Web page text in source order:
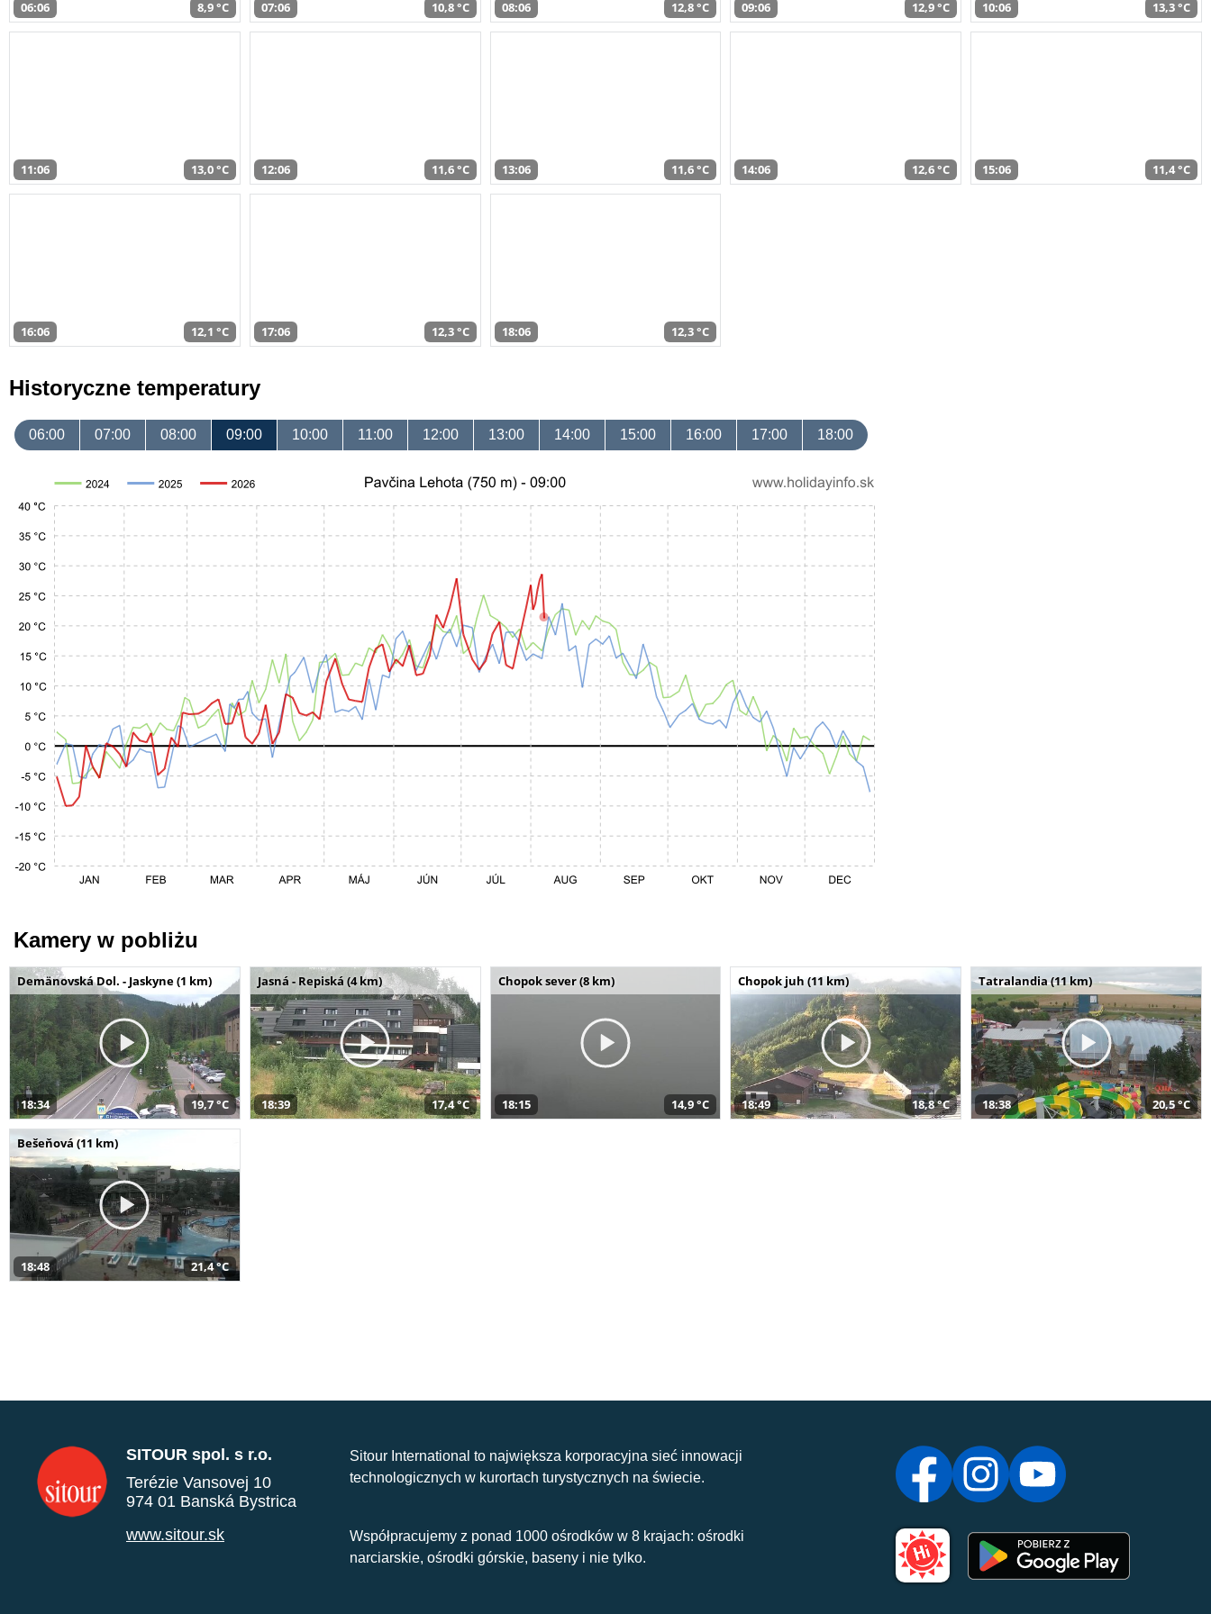
06:06 8,9 °C 07:06 10,8 °C 08:06 12,8 °C 09:06 12,9 °C 10:06 13,3 °C
11:06 13,0 °C 12:06 11,6 °C 13:06 11,6 °C 14:06 12,6 °C 15:06 11,4 °C
16:06 12,1 °C 17:06 12,3 °C 18:06 12,3 °C
Historyczne temperatury
06:00 07:00 08:00 09:00 10:00 11:00 12:00 13:00 14:00 15:00 16:00 17:00 18:00
Kamery w pobliżu
Demänovská Dol. - Jaskyne (1 km)
18:34 19,7 °C
Jasná - Repiská (4 km)
18:39 17,4 °C
Chopok sever (8 km)
18:15 14,9 °C
Chopok juh (11 km)
18:49 18,8 °C
Tatralandia (11 km)
18:38 20,5 °C
Bešeňová (11 km)
18:48 21,4 °C
SITOUR spol. s r.o.
Terézie Vansovej 10
974 01 Banská Bystrica
www.sitour.sk
Sitour International to największa korporacyjna sieć innowacji
technologicznych w kurortach turystycznych na świecie.
Współpracujemy z ponad 1000 ośrodków w 8 krajach: ośrodki
narciarskie, ośrodki górskie, baseny i nie tylko.